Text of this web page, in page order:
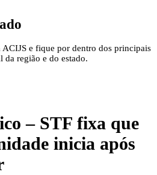
e fique por dentro dos principais
da região e do estado.
– STF fixa que
inicia após